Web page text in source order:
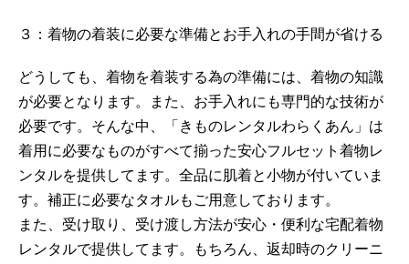
３：着物の着装に必要な準備とお手入れの手間が省ける
どうしても、着物を着装する為の準備には、着物の知識
が必要となります。また、お手入れにも専門的な技術が
必要です。そんな中、「きものレンタルわらくあん」は
着用に必要なものがすべて揃った安心フルセット着物レ
ンタルを提供してます。全品に肌着と小物が付いていま
す。補正に必要なタオルもご用意しております。
また、受け取り、受け渡し方法が安心・便利な宅配着物
レンタルで提供してます。もちろん、返却時のクリーニ